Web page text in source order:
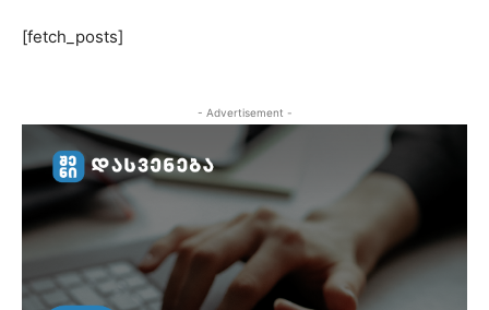
[fetch_posts]
- Advertisement -